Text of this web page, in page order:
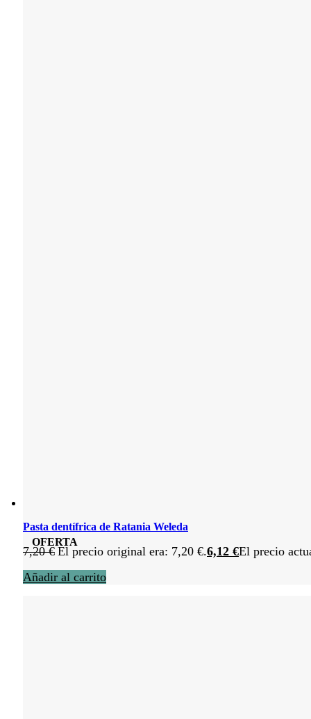
OFERTA
Pasta dentífrica de Ratania Weleda
7,20€ El precio original era: 7,20 €.6,12 €El precio
Añadir al carrito